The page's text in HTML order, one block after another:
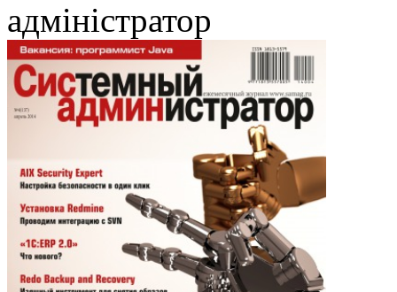
адміністратор